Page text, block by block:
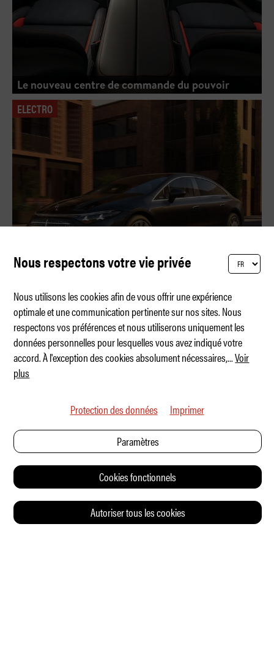
Le nouveau centre de commande du pouvoir
ELECTRO
926 kilomètres – la nouvelle référence
Nous respectons votre vie privée
Nous utilisons les cookies afin de vous offrir une expérience
optimale et une communication pertinente sur nos sites. Nous
respectons vos préférences et nous utiliserons uniquement les
données personnelles pour lesquelles vous avez indiqué votre
accord. À l'exception des cookies absolument nécessaires,...Voir
plus
Protection des données Imprimer
Paramètres
Cookies fonctionnels
Autoriser tous les cookies